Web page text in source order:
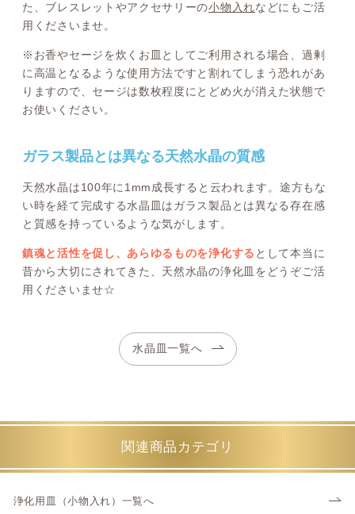
た、ブレスレットやアクセサリーの小物入れなどにもご活
用くださいませ。
※お香やセージを炊くお皿としてご利用される場合、過剰
に高温となるような使用方法ですと割れてしまう恐れがあ
りますので、セージは数枚程度にとどめ火が消えた状態で
お使いください。
ガラス製品とは異なる天然水晶の質感
天然水晶は100年に1mm成長すると云われます。途方もな
い時を経て完成する水晶皿はガラス製品とは異なる存在感
と質感を持っているような気がします。
鎮魂と活性を促し、あらゆるものを浄化する として本当に
昔から大切にされてきた、天然水晶の浄化皿をどうぞご活
用くださいませ☆
水晶皿一覧へ
関連商品カテゴリ
浄化用皿（小物入れ）一覧へ